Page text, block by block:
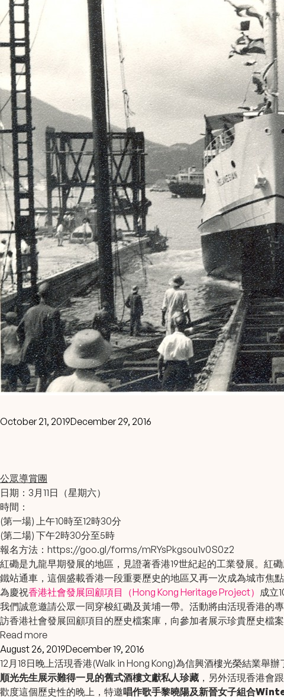
October 21, 2019December 29, 2016
公眾導賞團
日期：3月11日（星期六）
時間：
(第一場) 上午10時至12時30分
(第二場) 下午2時30分至5時
報名方法： https://goo.gl/forms/mRYsPkgsou1v0S0z2
紅磡是九龍早期發展的地區，見證著香港19世紀起的工業發展。紅
鐵站通車，這個盛載香港一段重要歷史的地區又再一次成為城市焦
為慶祝香港社會發展回顧項目（Hong Kong Heritage Project） 成立
我們誠意邀請公眾一同穿梭紅磡及黃埔一帶。活動將由活現香港的
訪香港社會發展回顧項目的歷史檔案庫，向參加者展示珍貴歷史檔
Read more
August 26, 2019December 19, 2016
12月18日晚上活現香港(Walk in Hong Kong)為信興酒樓光榮結業舉辦
順光先生展示難得一見的舊式酒樓文獻私人珍藏 ，另外活現香港會
歡度這個歷史性的晚上，特邀唱作歌手黎曉陽及新晉女子組合